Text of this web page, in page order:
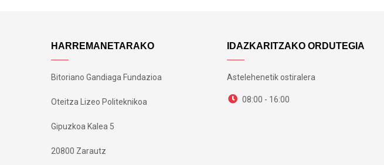
HARREMANETARAKO
Bitoriano Gandiaga Fundazioa
Oteitza Lizeo Politeknikoa
Gipuzkoa Kalea 5
20800 Zarautz
IDAZKARITZAKO ORDUTEGIA
Astelehenetik ostiralera
08:00 - 16:00